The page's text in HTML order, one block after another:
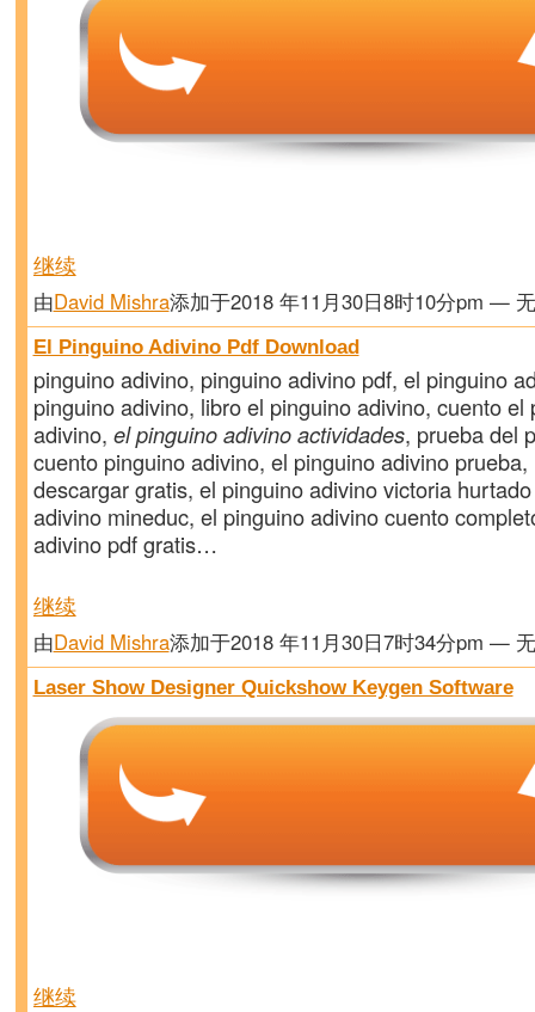
继续
由David Mishra添加于2018 年11月30日8时10分pm —
El Pinguino Adivino Pdf Download
pinguino adivino, pinguino adivino pdf, el pinguino
pinguino adivino, libro el pinguino adivino, cuento el
adivino, el pinguino adivino actividades, prueba del
cuento pinguino adivino, el pinguino adivino
descargar gratis, el pinguino adivino victoria
adivino mineduc, el pinguino adivino cuento
adivino pdf gratis…
继续
由David Mishra添加于2018 年11月30日7时34分pm —
Laser Show Designer Quickshow Keygen Software
继续